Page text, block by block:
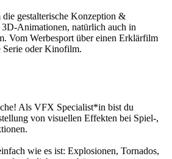
die gestalterische Konzeption &
Animationen, natürlich auch in
Vom Werbesport über einen Erklärfilm
Serie oder Kinofilm.
Als VFX Specialist*in bist du
von visuellen Effekten bei Spiel-,
wie es ist: Explosionen, Tornados,